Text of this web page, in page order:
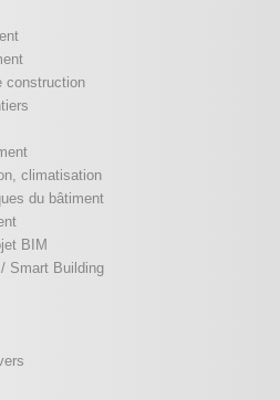
construction
climatisation
du bâtiment
BIM
Smart Building